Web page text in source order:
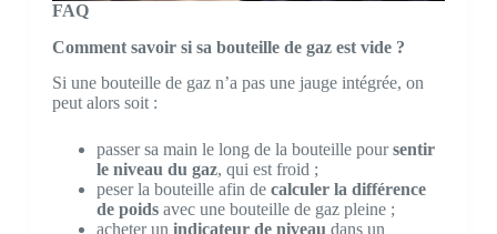
FAQ
Comment savoir si sa bouteille de gaz est vide ?
Si une bouteille de gaz n’a pas une jauge intégrée, on
peut alors soit :
passer sa main le long de la bouteille poursentir
le niveau du gaz, qui est froid ;
peser la bouteille afin de calculer la différence
de poidsavec une bouteille de gaz pleine ;
acheter un indicateur de niveaudans un